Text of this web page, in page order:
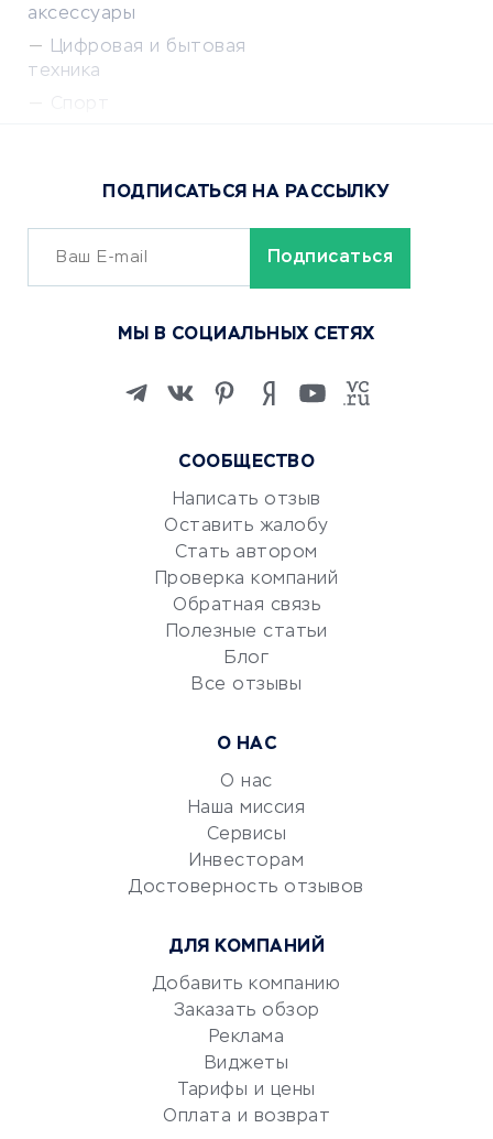
аксессуары
Цифровая и бытовая
техника
Сервисы доставки
ОБУЧЕНИЕ И РАБОТА
Изучение иностранных
Маркетинг и продажи
Репетиторство
Красота и здоровье
Сервисы по поиску работы
Сетевой маркетинг
УСЛУГИ ДЛЯ БИЗНЕСА
документооборот
Консалтинговые компании
Аудиторские компании
Бухгалтерия онлайн
СООБЩЕСТВО
Написать отзыв
Оставить жалобу
Стать автором
Проверка компаний
Обратная связь
Полезные статьи
Блог
Все отзывы
О НАС
О нас
Наша миссия
Сервисы
Инвесторам
Достоверность отзывов
ДЛЯ КОМПАНИЙ
Добавить компанию
Заказать обзор
Реклама
Виджеты
Тарифы и цены
Оплата и возврат
ПОДПИСАТЬСЯ НА РАССЫЛКУ
МЫ В СОЦИАЛЬНЫХ СЕТЯХ